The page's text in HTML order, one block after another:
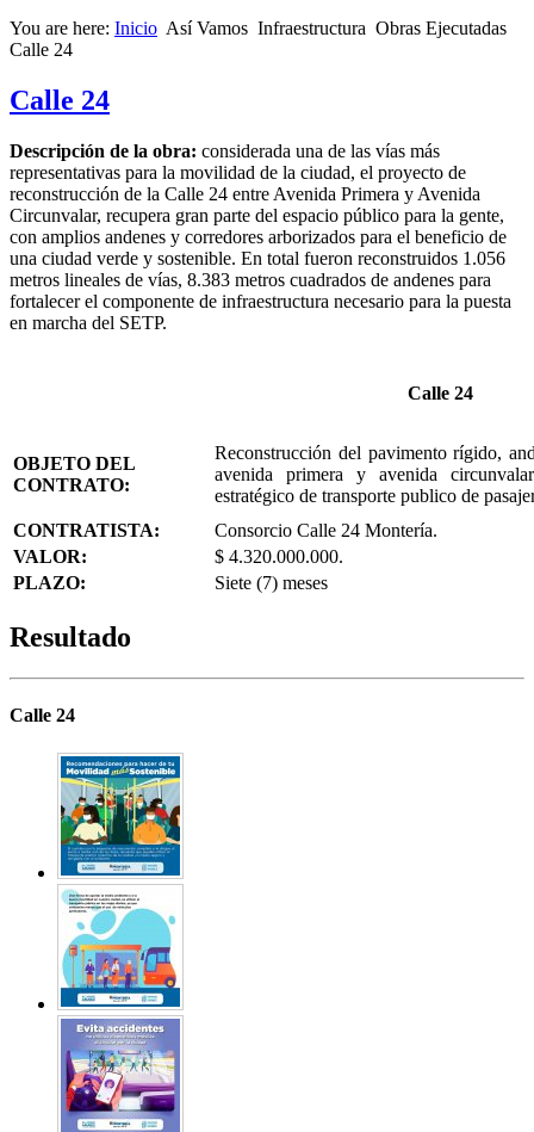
You are here: Inicio Así Vamos Infraestructura Obras Ejecutadas
Calle 24
Calle 24
Descripción de la obra: considerada una de las vías más
representativas para la movilidad de la ciudad, el proyecto de
reconstrucción de la Calle 24 entre Avenida Primera y Avenida
Circunvalar, recupera gran parte del espacio público para la gente,
con amplios andenes y corredores arborizados para el beneficio de
una ciudad verde y sostenible. En total fueron reconstruidos 1.056
metros lineales de vías, 8.383 metros cuadrados de andenes para
fortalecer el componente de infraestructura necesario para la puesta
en marcha del SETP.
Calle 24
OBJETO DEL
CONTRATO:
Reconstrucción del pavimento rígido,
avenida primera y avenida
estratégico de transporte publico de
CONTRATISTA:
Consorcio Calle 24 Montería.
VALOR:
$ 4.320.000.000.
PLAZO:
Siete (7) meses
Resultado
Calle 24